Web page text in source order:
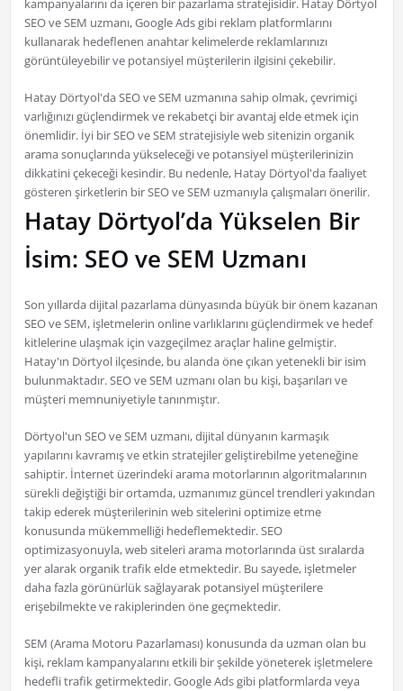
kampanyalarını da içeren bir pazarlama stratejisidir. Hatay Dörtyol
SEO ve SEM uzmanı, Google Ads gibi reklam platformlarını
kullanarak hedeflenen anahtar kelimelerde reklamlarınızı
görüntüleyebilir ve potansiyel müşterilerin ilgisini çekebilir.
Hatay Dörtyol'da SEO ve SEM uzmanına sahip olmak, çevrimiçi
varlığınızı güçlendirmek ve rekabetçi bir avantaj elde etmek için
önemlidir. İyi bir SEO ve SEM stratejisiyle web sitenizin organik
arama sonuçlarında yükseleceği ve potansiyel müşterilerinizin
dikkatini çekeceği kesindir. Bu nedenle, Hatay Dörtyol'da faaliyet
gösteren şirketlerin bir SEO ve SEM uzmanıyla çalışmaları önerilir.
Hatay Dörtyol’da Yükselen Bir
İsim: SEO ve SEM Uzmanı
Son yıllarda dijital pazarlama dünyasında büyük bir önem kazanan
SEO ve SEM, işletmelerin online varlıklarını güçlendirmek ve hedef
kitlelerine ulaşmak için vazgeçilmez araçlar haline gelmiştir.
Hatay'ın Dörtyol ilçesinde, bu alanda öne çıkan yetenekli bir isim
bulunmaktadır. SEO ve SEM uzmanı olan bu kişi, başarıları ve
müşteri memnuniyetiyle tanınmıştır.
Dörtyol'un SEO ve SEM uzmanı, dijital dünyanın karmaşık
yapılarını kavramış ve etkin stratejiler geliştirebilme yeteneğine
sahiptir. İnternet üzerindeki arama motorlarının algoritmalarının
sürekli değiştiği bir ortamda, uzmanımız güncel trendleri yakından
takip ederek müşterilerinin web sitelerini optimize etme
konusunda mükemmelliği hedeflemektedir. SEO
optimizasyonuyla, web siteleri arama motorlarında üst sıralarda
yer alarak organik trafik elde etmektedir. Bu sayede, işletmeler
daha fazla görünürlük sağlayarak potansiyel müşterilere
erişebilmekte ve rakiplerinden öne geçmektedir.
SEM (Arama Motoru Pazarlaması) konusunda da uzman olan bu
kişi, reklam kampanyalarını etkili bir şekilde yöneterek işletmelere
hedefli trafik getirmektedir. Google Ads gibi platformlarda veya